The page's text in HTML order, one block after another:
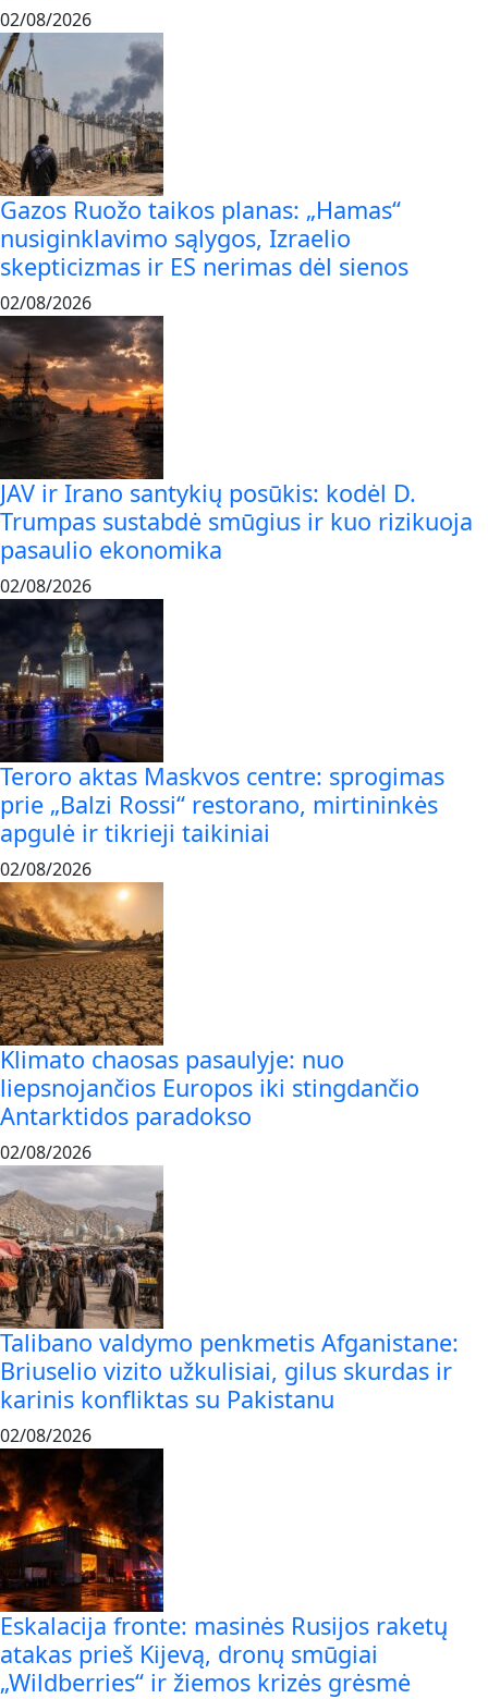
02/08/2026
Gazos Ruožo taikos planas: „Hamas“
nusiginklavimo sąlygos, Izraelio
skepticizmas ir ES nerimas dėl sienos
02/08/2026
JAV ir Irano santykių posūkis: kodėl D.
Trumpas sustabdė smūgius ir kuo rizikuoja
pasaulio ekonomika
02/08/2026
Teroro aktas Maskvos centre: sprogimas
prie „Balzi Rossi“ restorano, mirtininkės
apgulė ir tikrieji taikiniai
02/08/2026
Klimato chaosas pasaulyje: nuo
liepsnojančios Europos iki stingdančio
Antarktidos paradokso
02/08/2026
Talibano valdymo penkmetis Afganistane:
Briuselio vizito užkulisiai, gilus skurdas ir
karinis konfliktas su Pakistanu
02/08/2026
Eskalacija fronte: masinės Rusijos raketų
atakas prieš Kijevą, dronų smūgiai
„Wildberries“ ir žiemos krizės grėsmė